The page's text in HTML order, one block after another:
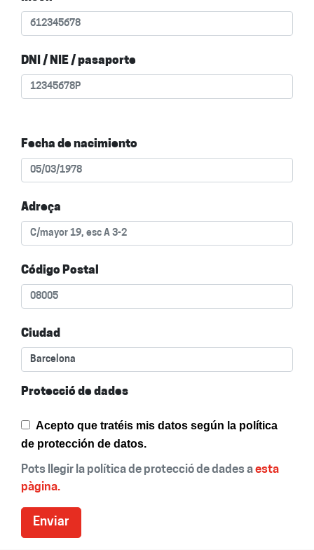
DNI / NIE / pasaporte
Fecha de nacimiento
Adreça
Código Postal
Ciudad
Protecció de dades
Acepto que tratéis mis datos según la política
de protección de datos.
Pots llegir la política de protecció de dades aesta
pàgina.
Enviar